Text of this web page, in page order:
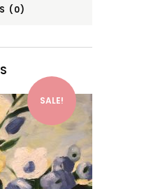
(0)
SALE!